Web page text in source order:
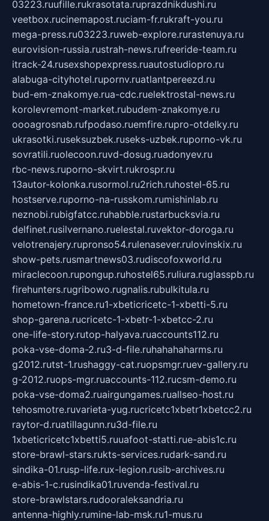
03223.ruufille.rukrasotata.ruprazdnikdushi.ru
veetbox.rucinemapost.ruciam-fr.rukraft-you.ru
mega-press.ru03223.ruweb-explore.rurastenuya.ru
eurovision-russia.rustrah-news.rufreeride-team.ru
itrack-24.rusexshopexpress.ruautostudiopro.ru
alabuga-cityhotel.rupornv.ruatlantpereezd.ru
bud-em-znakomye.rua-cdc.ruelektrostal-news.ru
korolevremont-market.rubudem-znakomye.ru
oooagrosnab.rufpodaso.ruemfire.rupro-otdelky.ru
ukrasotki.ruseksuzbek.ruseks-uzbek.ruporno-vk.ru
sovratili.ruolecoon.ruvd-dosug.ruadonyev.ru
rbc-news.ruporno-skvirt.rukrospr.ru
13autor-kolonka.rusormol.ru2rich.ruhostel-65.ru
hostserve.ruporno-na-russkom.rumishinlab.ru
neznobi.rubigfatcc.ruhabble.rustarbucksvia.ru
delfinet.rusilvernano.ruelestal.ruvektor-doroga.ru
velotrenajery.rupronso54.rulenasever.rulovinskix.ru
show-pets.rusmartnews03.rudiscofoxworld.ru
miraclecoon.rupongup.ruhostel65.ruliura.ruglasspb.ru
firehunters.rugribowo.rugnalis.rubulkitula.ru
hometown-france.ru1-xbeticricetc-1-xbetti-5.ru
shop-garena.rucricetc-1-xbetr-1-xbetcc-2.ru
one-life-story.rutop-halyava.ruaccounts112.ru
poka-vse-doma-2.ru3-d-file.ruhahahaharms.ru
g2012.rutst-1.rushaggy-cat.ruopsmgr.ruev-gallery.ru
g-2012.ruops-mgr.ruaccounts-112.rucsm-demo.ru
poka-vse-doma2.ruairgungames.ruallseo-host.ru
tehosmotre.ruvarieta-yug.rucricetc1xbetr1xbetcc2.ru
raytor-d.ruatillagunn.ru3d-file.ru
1xbeticricetc1xbetti5.ruuafoot-statti.rue-abis1c.ru
store-brawl-stars.rukts-services.rudark-sand.ru
sindika-01.rusp-life.rux-legion.rusib-archives.ru
e-abis-1-c.rusindika01.ruvenda-festival.ru
store-brawlstars.rudooraleksandria.ru
antenna-highly.rumine-lab-msk.ru1-mus.ru